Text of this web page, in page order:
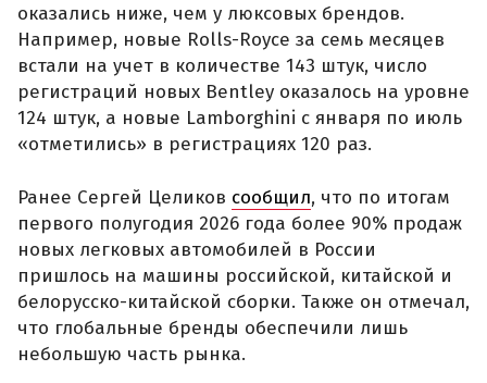
оказались ниже, чем у люксовых брендов.
Например, новые Rolls-Royce за семь месяцев
встали на учет в количестве 143 штук, число
регистраций новых Bentley оказалось на уровне
124 штук, а новые Lamborghini с января по июль
«отметились» в регистрациях 120 раз.
Ранее Сергей Целиков сообщил, что по итогам
первого полугодия 2026 года более 90% продаж
новых легковых автомобилей в России
пришлось на машины российской, китайской и
белорусско-китайской сборки. Также он отмечал,
что глобальные бренды обеспечили лишь
небольшую часть рынка.